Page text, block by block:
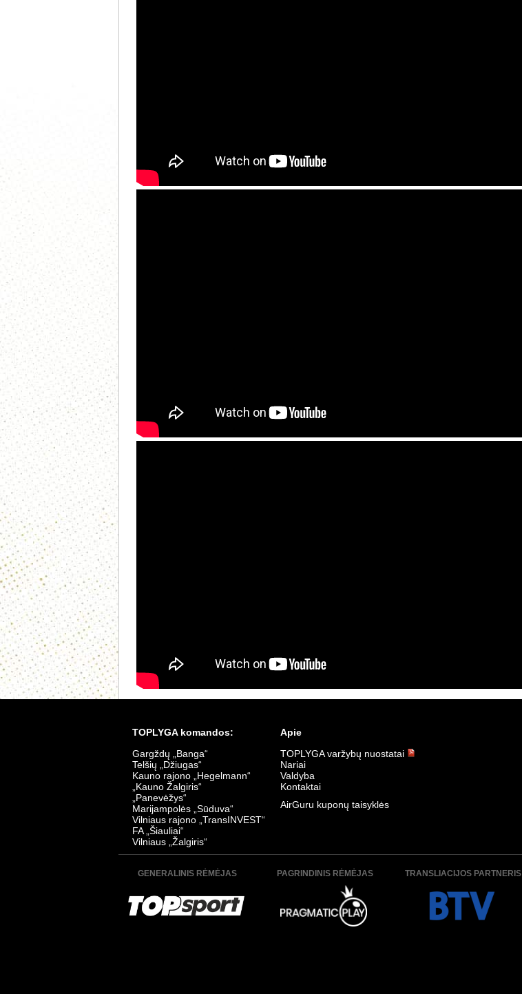
TOPLYGA komandos:
Gargždų „Banga“
Telšių „Džiugas“
Kauno rajono „Hegelmann“
„Kauno Žalgiris“
„Panevėžys“
Marijampolės „Sūduva“
Vilniaus rajono „TransINVEST“
FA „Šiauliai“
Vilniaus „Žalgiris“
Apie
TOPLYGA varžybų nuostatai
Nariai
Valdyba
Kontaktai
AirGuru kuponų taisyklės
GENERALINIS RĖMĖJAS PAGRINDINIS RĖMĖJAS TRANSLIACIJOS PARTNERIS